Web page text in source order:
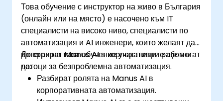
Това обучение с инструктор на живо в България
(онлайн или на място) е насочено към IT
специалисти на високо ниво, специалисти по
автоматизация и AI инженери, които желаят да
интегрират Manus AI в корпоративни работни
потоци за безпроблемна автоматизация.
До края на това обучение участниците ще могат
да:
Разбират ролята на Manus AI в
корпоративната автоматизация.